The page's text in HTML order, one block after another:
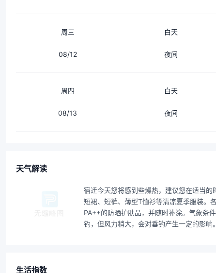
周三 白天
08/12 夜间
周四 白天
08/13 夜间
天气解读
宿迁今天您将感到些燥热，建议您在适当
短裙、短裤、薄型T恤衫等清凉夏季服装。
PA++的防晒护肤品，并随时补涂。气象条
钓，但风力稍大，会对垂钓产生一定的影
生活指数